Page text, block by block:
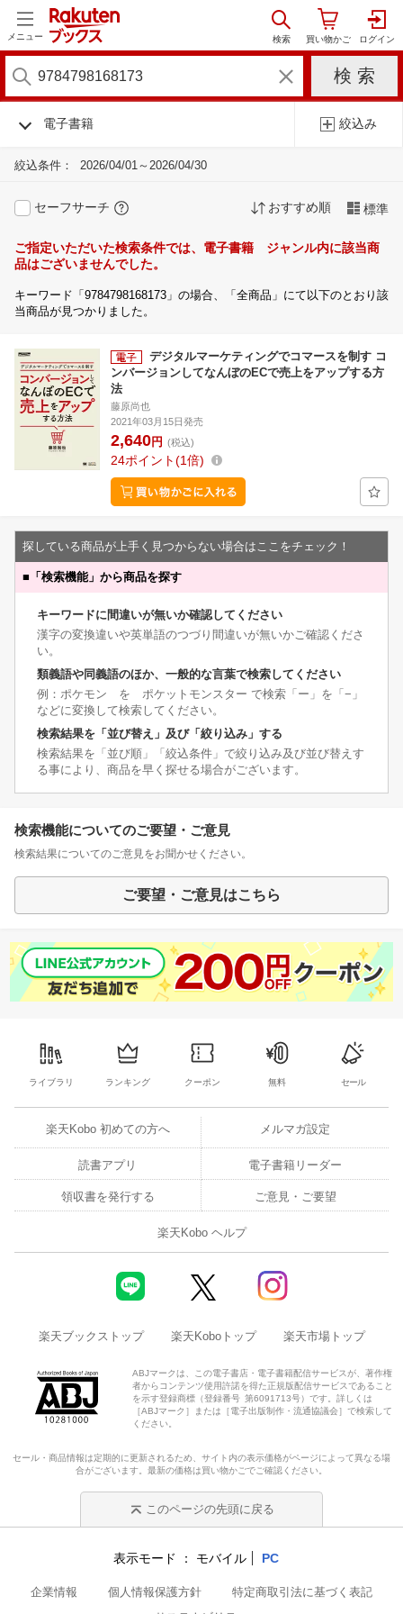
メニュー
電子書籍 絞込み
絞込条件： 2026/04/01～2026/04/30
セーフサーチ おすすめ順 標準
ご指定いただいた検索条件では、電子書籍 ジャンル内に該当商
品はございませんでした。
キーワード「9784798168173」の場合、「全商品」にて以下のとおり該
当商品が見つかりました。
デジタルマーケティングでコマースを制す コ
ンバージョンしてなんぼのECで売上をアップする方
法
藤原尚也
2021年03月15日発売
2,640円 (税込)
24ポイント 1倍
探している商品が上手く見つからない場合はここをチェック！
■ 「検索機能」から商品を探す
キーワードに間違いが無いか確認してください
漢字の変換違いや英単語のつづり間違いが無いかご確認くださ
い。
類義語や同義語のほか、一般的な言葉で検索してください
例：ポケモン を ポケットモンスター で検索「ー」を「−」
などに変換して検索してください。
検索結果を「並び替え」及び「絞り込み」する
検索結果を「並び順」「絞込条件」で絞り込み及び並び替えす
る事により、商品を早く探せる場合がございます。
検索機能についてのご要望・ご意見
検索結果についてのご意見をお聞かせください。
ご要望・ご意見はこちら
ライブラリ ランキング クーポン 無料 セール
楽天Kobo 初めての方へ メルマガ設定
読書アプリ 電子書籍リーダー
領収書を発行する ご意見・ご要望
楽天Kobo ヘルプ
楽天ブックストップ 楽天Koboトップ 楽天市場トップ
ABJマークは、この電子書店・電子書籍配信サービスが、著作権
者からコンテンツ使用許諾を得た正規版配信サービスであること
を示す登録商標（登録番号 第6091713号）です。詳しくは
［ABJマーク］または［電子出版制作・流通協議会］で検索して
ください。
セール・商品情報は定期的に更新されるため、サイト内の表示価格がページによって異なる場
合がございます。最新の価格は買い物かごでご確認ください。
このページの先頭に戻る
表示モード モバイル PC
企業情報 個人情報保護方針
特定商取引法に基づく表記